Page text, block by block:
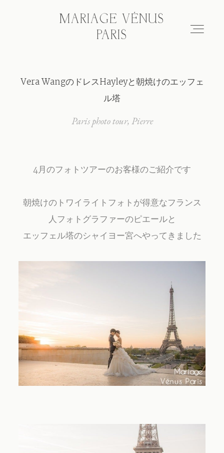
MARIAGE VÉNUS
PARIS
MARIAGE VÉNUS
PARIS
Hair & make-up
Wedding photo tour
FAQ
Vera WangのドレスHayleyと朝焼けのエッフェ
ル塔
Paris photo tour Pierre
4月のフォトツアーのお客様のご紹介です
朝焼けのトワイライトフォトが得意なフランス
人フォトグラファーのピエールと
エッフェル塔のシャイヨー宮へやってきました